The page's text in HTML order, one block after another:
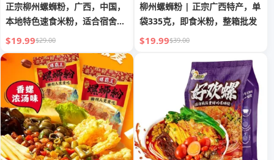
正宗柳州螺蛳粉，广西，中国，
本地特色速食米粉，适合宿舍夜
宵，原味，大包装，5 包，每包
330g，经济实惠
$19.99$29.00
柳州螺蛳粉 | 正宗广西特产，单
袋335克，即食米粉，整箱批发
$19.99$39.00